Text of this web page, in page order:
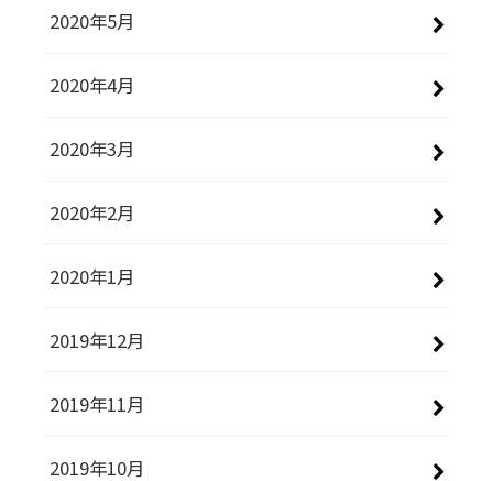
2020年5月
2020年4月
2020年3月
2020年2月
2020年1月
2019年12月
2019年11月
2019年10月